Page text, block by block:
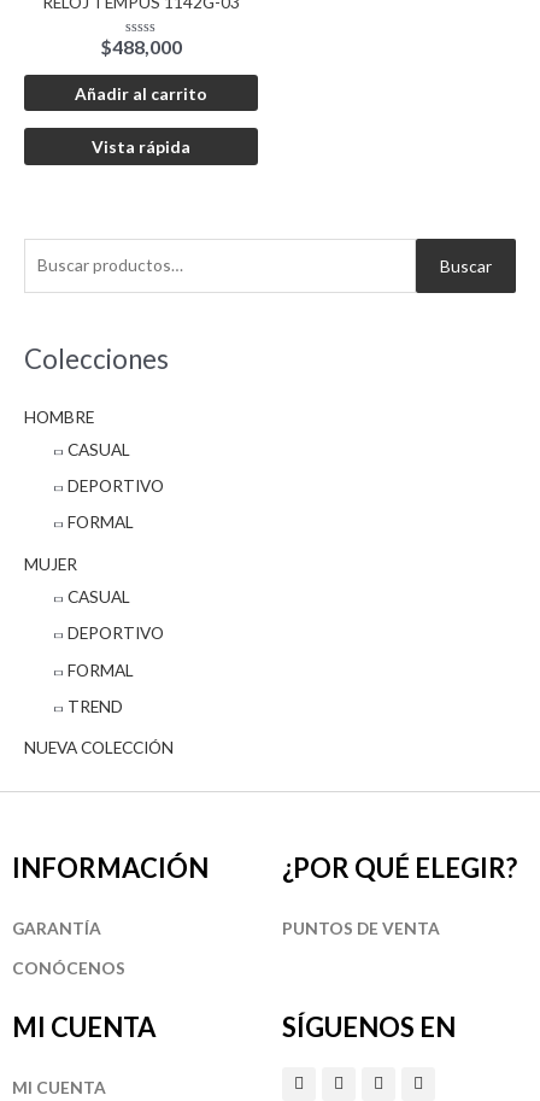
c
r
Buscar
Colecciones
HOMBRE
CASUAL
DEPORTIVO
FORMAL
MUJER
CASUAL
DEPORTIVO
FORMAL
TREND
NUEVA COLECCIÓN
Valorado
con
0
de
5
$488,000
Añadir al carrito
Vista rápida
INFORMACIÓN
GARANTÍA
CONÓCENOS
¿POR QUÉ ELEGIR?
PUNTOS DE VENTA
MI CUENTA
MI CUENTA
SÍGUENOS EN
I
n
P
i
F
a
T
w